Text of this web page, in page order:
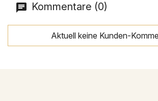
Kommentare (0)
Aktuell keine Kunden-